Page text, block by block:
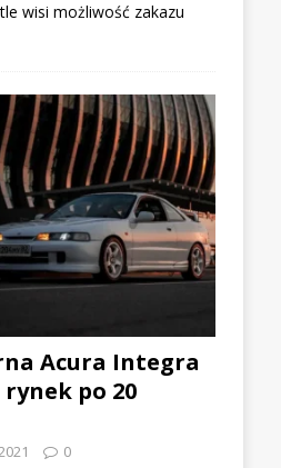
wisi możliwość zakazu
Acura Integra
po 20
0